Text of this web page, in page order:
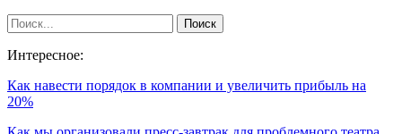
Интересное:
Как навести порядок в компании и увеличить прибыль на
20%